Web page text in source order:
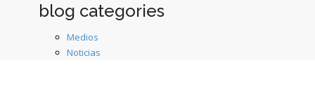
blog categories
Medios
Noticias